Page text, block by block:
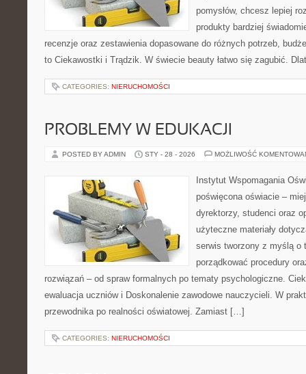
pomysłów, chcesz lepiej
produkty bardziej
recenzje oraz zestawienia dopasowane do różnych potrzeb,
to Ciekawostki i Trądzik. W świecie beauty łatwo się zagubić.
CATEGORIES: NIERUCHOMOŚCI
PROBLEMY W EDUKACJI
POSTED BY ADMIN STY - 28 - 2026 MOŻLIWOŚĆ
Instytut Wspomagania
poświęcona oświacie –
dyrektorzy, studenci oraz
użyteczne materiały
serwis tworzony z myślą o
porządkować procedury
rozwiązań – od spraw formalnych po tematy psychologiczne.
ewaluacja uczniów i Doskonalenie zawodowe nauczycieli. W
przewodnika po realności oświatowej. Zamiast […]
CATEGORIES: NIERUCHOMOŚCI